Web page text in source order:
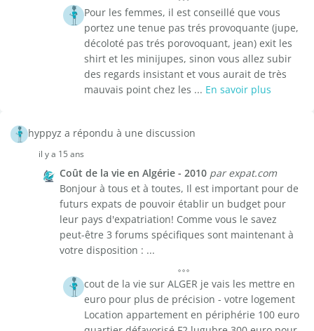
Pour les femmes, il est conseillé que vous
portez une tenue pas trés provoquante (jupe,
décoloté pas trés porovoquant, jean) exit les
shirt et les minijupes, sinon vous allez subir
des regards insistant et vous aurait de très
mauvais point chez les ... En savoir plus
hyppyz a répondu à une discussion
il y a 15 ans
Coût de la vie en Algérie - 2010 par expat.com
Bonjour à tous et à toutes, Il est important pour de
futurs expats de pouvoir établir un budget pour
leur pays d'expatriation! Comme vous le savez
peut-être 3 forums spécifiques sont maintenant à
votre disposition : ...
cout de la vie sur ALGER je vais les mettre en
euro pour plus de précision - votre logement
Location appartement en périphérie 100 euro